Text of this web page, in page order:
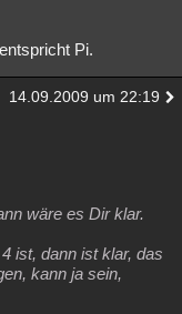
Pi.
14.09.2009 um 22:19
wäre es Dir klar.
ist, dann ist klar, das
kann ja sein,